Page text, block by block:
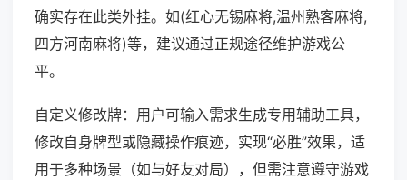
确实存在此类外挂。如(红心无锡麻将,温州熟客麻将,
四方河南麻将)等，建议通过正规途径维护游戏公
平。
自定义修改牌：用户可输入需求生成专用辅助工具，
修改自身牌型或隐藏操作痕迹，实现“必胜”效果，适
用于多种场景（如与好友对局），但需注意遵守游戏